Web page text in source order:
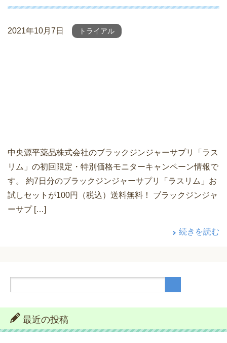
2021年10月7日 トライアル
中央源平薬品株式会社のブラックジンジャーサプリ「ラス
リム」の初回限定・特別価格モニターキャンペーン情報で
す。 約7日分のブラックジンジャーサプリ「ラスリム」お
試しセットが100円（税込）送料無料！ ブラックジンジャ
ーサプ […]
続きを読む
最近の投稿